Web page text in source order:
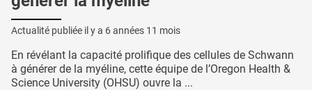
Actualité publiée il y a 6 années 11 mois
En révélant la capacité prolifique des cellules de Schwann
à générer de la myéline, cette équipe de l’Oregon Health &
Science University (OHSU) ouvre la ...